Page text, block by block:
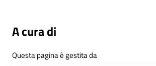
A cura di
Questa pagina è gestita da